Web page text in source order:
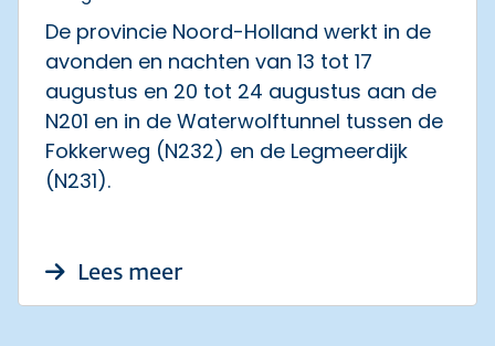
De provincie Noord-Holland werkt in de
avonden en nachten van 13 tot 17
augustus en 20 tot 24 augustus aan de
N201 en in de Waterwolftunnel tussen de
Fokkerweg (N232) en de Legmeerdijk
(N231).
Lees meerover Avond- en